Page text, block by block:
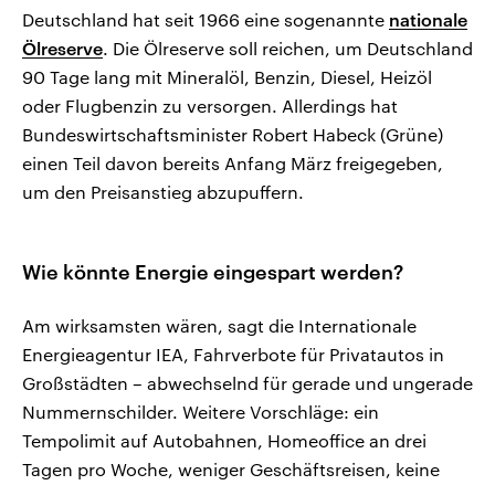
Deutschland hat seit 1966 eine sogenannte nationale
Ölreserve . Die Ölreserve soll reichen, um Deutschland
90 Tage lang mit Mineralöl, Benzin, Diesel, Heizöl
oder Flugbenzin zu versorgen. Allerdings hat
Bundeswirtschaftsminister Robert Habeck (Grüne)
einen Teil davon bereits Anfang März freigegeben,
um den Preisanstieg abzupuffern.
Wie könnte Energie eingespart werden?
Am wirksamsten wären, sagt die Internationale
Energieagentur IEA, Fahrverbote für Privatautos in
Großstädten – abwechselnd für gerade und ungerade
Nummernschilder. Weitere Vorschläge: ein
Tempolimit auf Autobahnen, Homeoffice an drei
Tagen pro Woche, weniger Geschäftsreisen, keine